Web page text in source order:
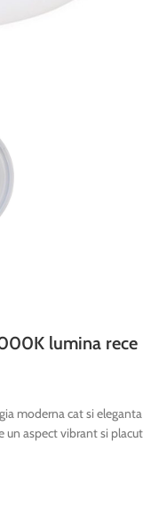
lumina rece
moderna cat si eleganta
un aspect vibrant si placut